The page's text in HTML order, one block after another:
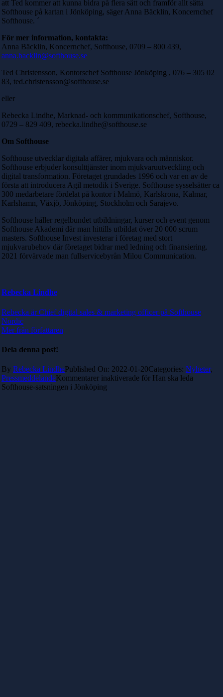
att Ted kommer att kunna bidra på flera sätt och framför allt sätta
Softhouse på kartan i Jönköping, säger Anna Bäcklin, Koncernchef
Softhouse. ´
För mer information, kontakta:
Anna Bäcklin, Koncernchef, Softhouse, 0709 – 800 439,
anna.backlin@softhouse.se
Ted Christensson, Kontorschef Softhouse Jönköping , 076 – 305 02
83, ted.christensson@softhouse.se
eller
Rebecka Lindhe, Marknad- och kommunikationschef, Softhouse,
0729 – 829 409, rebecka.lindhe@softhouse.se
Om Softhouse
Softhouse utvecklar digitala affärer, mjukvara och människor.
Softhouse erbjuder konsulttjänster inom mjukvaruutveckling och
digital transformation. Företaget grundades 1996 och var en av de
första att introducera Agil metodik i Sverige. Softhouse sysselsätter ca
300 medarbetare fördelat på kontor i Malmö, Karlskrona, Kalmar,
Karlshamn, Växjö, Jönköping, Stockholm och Sarajevo.
Softhouse håller regelbundet utbildningar, kurser och event genom
Softhouse Akademi där man hittills utbildat över 20 000 scrum
masters. Softhouse Invest investerar i företag med stort
mjukvarubehov där företaget bidrar med ledning och finansiering.
2021 förvärvade man fullservicebyrån Milou Communication.
Rebecka Lindhe
Rebecka är Chief digital sales & marketing officer på Softhouse
Nordic
Mer från författaren
Dela denna post!
By Rebecka LindhePublished On: 2022-01-20Categories: Nyheter,
PressmeddelandeKommentarer inaktiverade för Han ska leda
Softhouse-satsningen i Jönköping